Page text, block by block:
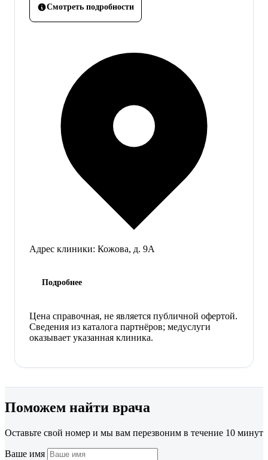
Смотреть подробности
Адрес клиники: Кожова, д. 9А
Подробнее
Цена справочная, не является публичной офертой.
Сведения из каталога партнёров; медуслуги
оказывает указанная клиника.
Поможем найти врача
Оставьте свой номер и мы вам перезвоним в течение 10 минут
Ваше имя